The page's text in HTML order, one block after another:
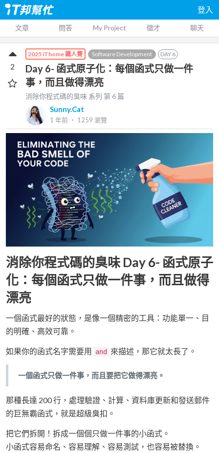
登入
文章 問答 My Project 徵才 聊天
2025 iThome 鐵人賽 Software Development DAY 6
Day 6- 函式原子化：每個函式只做一件
事，而且做得漂亮
消除你程式碼的臭味 系列 第6 篇
Sunny.Cat
1 年前 ‧ 1259 瀏覽
2
消除你程式碼的臭味 Day 6- 函式原子
化：每個函式只做一件事，而且做得
漂亮
一個函式最好的狀態，是像一個精密的工具：功能單一、目
的明確、高效可靠。
如果你的函式名字需要用 and 來描述，那它就太長了。
一個函式只做一件事，而且要把它做得漂亮。
那種長達 200 行，處理驗證、計算、資料庫更新和發送郵件
的巨無霸函式，就是超級臭扣。
把它們拆開！拆成一個個只做一件事的小函式。
小函式容易命名、容易理解、容易測試，也容易被替換。